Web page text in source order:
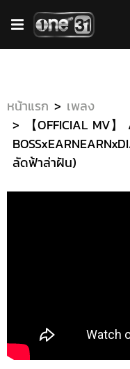
หน้าแรก
เพลง
【OFFICIAL MV
ลัดฟ้าล่าฝัน)